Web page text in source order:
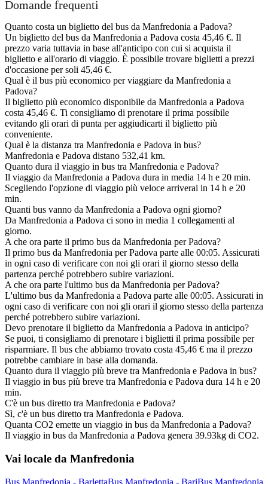
Domande frequenti
Quanto costa un biglietto del bus da Manfredonia a Padova?
Un biglietto del bus da Manfredonia a Padova costa 45,46 €. Il
prezzo varia tuttavia in base all'anticipo con cui si acquista il
biglietto e all'orario di viaggio. È possibile trovare biglietti a prezzi
d'occasione per soli 45,46 €.
Qual è il bus più economico per viaggiare da Manfredonia a
Padova?
Il biglietto più economico disponibile da Manfredonia a Padova
costa 45,46 €. Ti consigliamo di prenotare il prima possibile
evitando gli orari di punta per aggiudicarti il biglietto più
conveniente.
Qual è la distanza tra Manfredonia e Padova in bus?
Manfredonia e Padova distano 532,41 km.
Quanto dura il viaggio in bus tra Manfredonia e Padova?
Il viaggio da Manfredonia a Padova dura in media 14 h e 20 min.
Scegliendo l'opzione di viaggio più veloce arriverai in 14 h e 20
min.
Quanti bus vanno da Manfredonia a Padova ogni giorno?
Da Manfredonia a Padova ci sono in media 1 collegamenti al
giorno.
A che ora parte il primo bus da Manfredonia per Padova?
Il primo bus da Manfredonia per Padova parte alle 00:05. Assicurati
in ogni caso di verificare con noi gli orari il giorno stesso della
partenza perché potrebbero subire variazioni.
A che ora parte l'ultimo bus da Manfredonia per Padova?
L'ultimo bus da Manfredonia a Padova parte alle 00:05. Assicurati in
ogni caso di verificare con noi gli orari il giorno stesso della partenza
perché potrebbero subire variazioni.
Devo prenotare il biglietto da Manfredonia a Padova in anticipo?
Se puoi, ti consigliamo di prenotare i biglietti il prima possibile per
risparmiare. Il bus che abbiamo trovato costa 45,46 € ma il prezzo
potrebbe cambiare in base alla domanda.
Quanto dura il viaggio più breve tra Manfredonia e Padova in bus?
Il viaggio in bus più breve tra Manfredonia e Padova dura 14 h e 20
min.
C'è un bus diretto tra Manfredonia e Padova?
Sì, c'è un bus diretto tra Manfredonia e Padova.
Quanta CO2 emette un viaggio in bus da Manfredonia a Padova?
Il viaggio in bus da Manfredonia a Padova genera 39.93kg di CO2.
Vai locale da Manfredonia
Bus Manfredonia - BarlettaBus Manfredonia - BariBus Manfredonia